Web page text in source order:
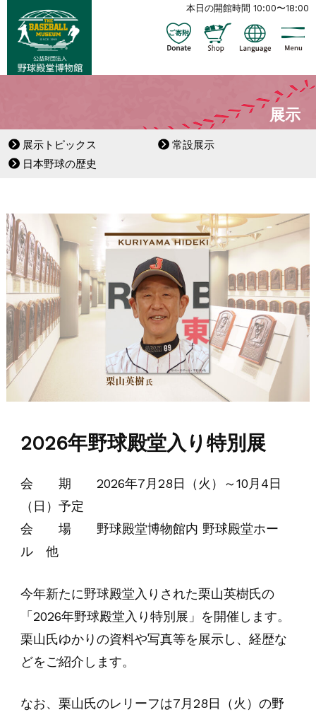
本日の開館時間 10:00〜18:00
展示
展示トピックス
常設展示
日本野球の歴史
2026年野球殿堂入り特別展
会 期 2026年7月28日（火）～10月4日
（日）予定
会 場 野球殿堂博物館内 野球殿堂ホー
ル 他
今年新たに野球殿堂入りされた栗山英樹氏の
「2026年野球殿堂入り特別展」を開催します。
栗山氏ゆかりの資料や写真等を展示し、経歴な
どをご紹介します。
なお、栗山氏のレリーフは7月28日（火）の野